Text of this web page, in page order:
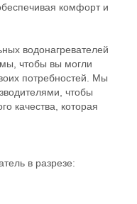
комфорт и
водонагревателей
чтобы вы могли
потребностей. Мы
чтобы
качества, которая
в разрезе: